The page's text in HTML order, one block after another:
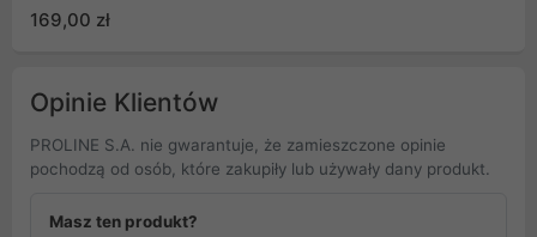
169,00 zł
Opinie Klientów
PROLINE S.A. nie gwarantuje, że zamieszczone opinie
pochodzą od osób, które zakupiły lub używały dany produkt.
Masz ten produkt?